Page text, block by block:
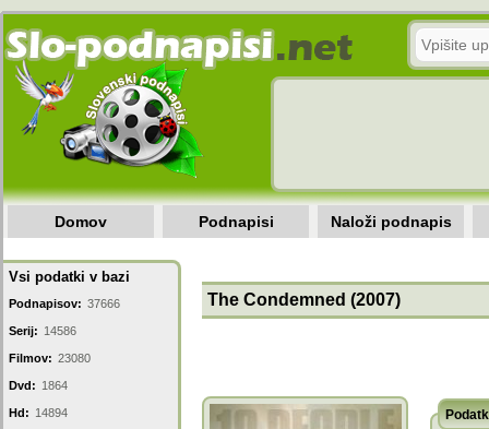
Domov Podnapisi Naloži podnapis
Vsi podatki v bazi
Podnapisov: 37666
Serij: 14586
Filmov: 23080
Dvd: 1864
Hd: 14894
The Condemned (2007)